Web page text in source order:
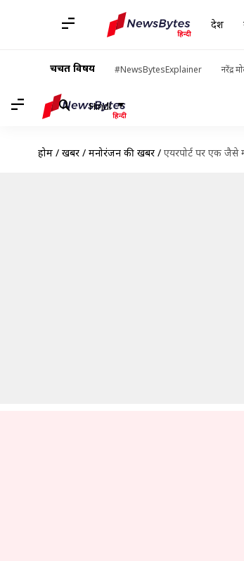
देश
चर्चित विषय #NewsBytesExplainer नरेंद्र
Hindi
होम / खबरें / मनोरंजन की खबरें / एयरपोर्ट पर एक